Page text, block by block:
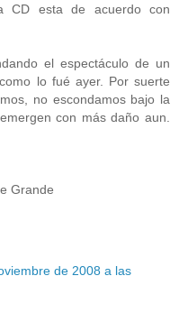
CD esta de acuerdo con
el espectáculo de un
lo fué ayer. Por suerte
no escondamos bajo la
con más daño aun.
Grande
de 2008 a las